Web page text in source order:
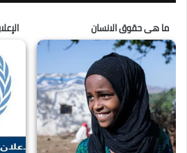
ما هى حقوق الانسان